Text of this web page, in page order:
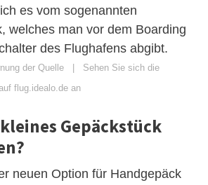
es vom sogenannten
welches man vor dem Boarding
des Flughafens abgibt.
der Quelle
Sehen Sie sich die
flug.idealo.de an
Gepäckstück
neuen Option für Handgepäck